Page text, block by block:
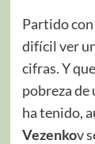
Partido
difícil ver
cifras. Y
pobreza de
ha tenido,
Vezenkov